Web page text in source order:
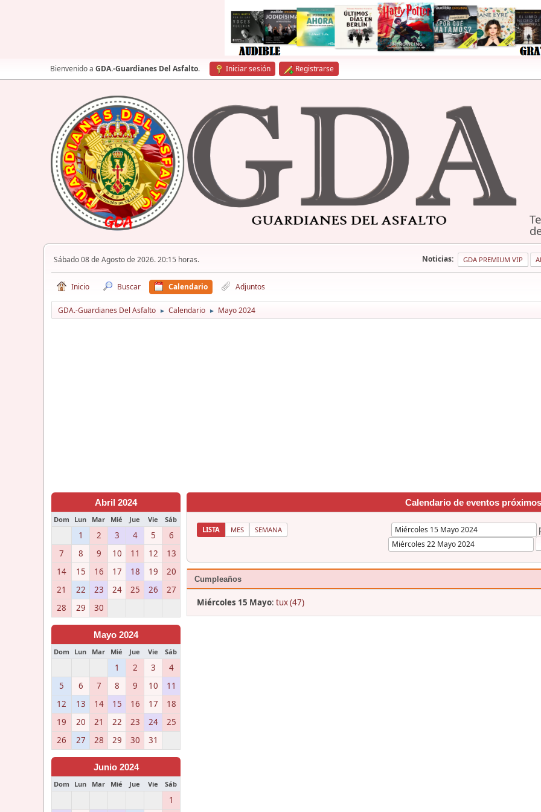
Bienvenido a GDA.-Guardianes Del Asfalto. Iniciar sesión Registrarse
Sábado 08 de Agosto de 2026. 20:15 horas. Noticias: GDA PREMIUM VIP
Inicio Buscar Calendario Adjuntos
GDA.-Guardianes Del Asfalto ► Calendario ► Mayo 2024
Abril 2024
Dom Lun Mar Mié Jue Vie Sáb
1 2 3 4 5
6
7
8 9 10 11 12
13
14
15 16 17 18 19
20
21
22 23 24 25 26
27
28
29 30
Mayo 2024
Dom Lun Mar Mié Jue Vie Sáb
1 2 3
4
5
6 7 8 9 10
11
12
13 14 15 16 17
18
19
20 21 22 23 24
25
26
27 28 29 30 31
Junio 2024
Dom Lun Mar Mié Jue Vie Sáb
1
Calendario de eventos próximos
LISTA MES SEMANA
Cumpleaños
Miércoles 15 Mayo: tux (47)